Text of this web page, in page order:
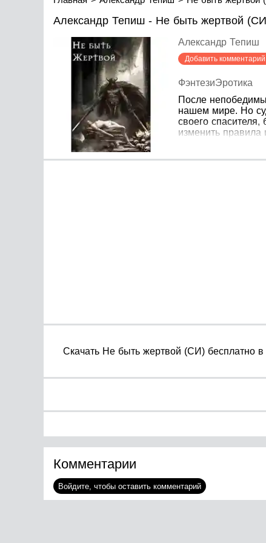
Александр Тепиш - Не быть жертвой
Александр Тепиш
Добавить комментарий
ФэнтезиЭротика
После
нашем мире. Но
своего
изменить правила
Cкачать Не быть жертвой (СИ) бесплатно в
Комментарии
Войдите, чтобы оставить комментарий